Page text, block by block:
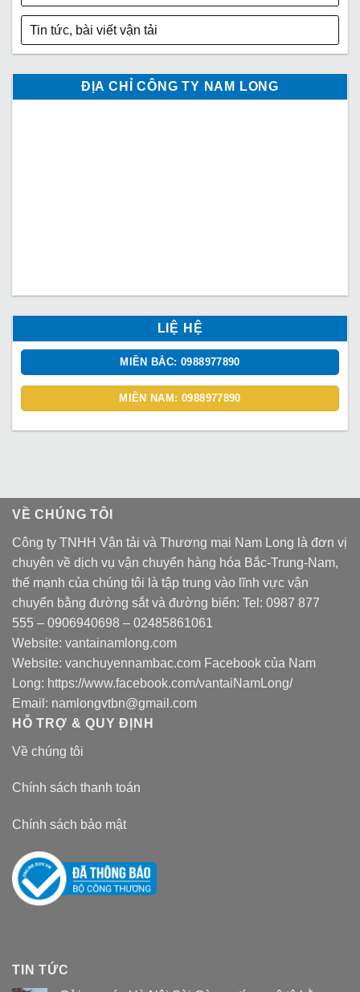
Tin tức, bài viết vận tải
ĐỊA CHỈ CÔNG TY NAM LONG
LIỆ HỆ
MIỀN BẮC: 0988977890
MIỀN NAM: 0988977890
VỀ CHÚNG TÔI
Công ty TNHH Vận tải và Thương mại Nam Long là đơn vị
chuyên về dịch vụ vận chuyển hàng hóa Bắc-Trung-Nam,
thế mạnh của chúng tôi là tập trung vào lĩnh vực vận
chuyển bằng đường sắt và đường biển: Tel: 0987 877
555 – 0906940698 – 02485861061
Website: vantainamlong.com
Website: vanchuyennambac.com Facebook của Nam
Long: https://www.facebook.com/vantaiNamLong/
Email: namlongvtbn@gmail.com
HỖ TRỢ & QUY ĐỊNH
Về chúng tôi
Chính sách thanh toán
Chính sách bảo mật
TIN TỨC